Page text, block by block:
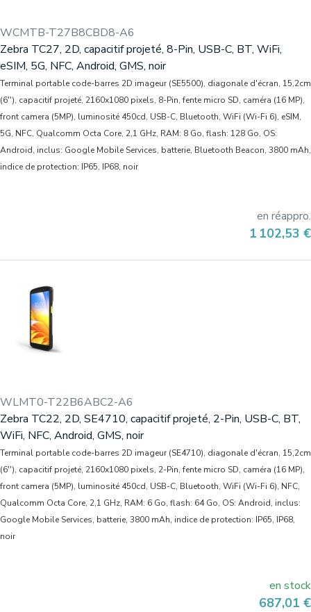
WCMTB-T27B8CBD8-A6
Zebra TC27, 2D, capacitif projeté, 8-Pin, USB-C, BT, WiFi,
eSIM, 5G, NFC, Android, GMS, noir
Terminal portable code-barres 2D imageur (SE5500), diagonale d'écran, 15,2cm
(6''), capacitif projeté, 2160x1080 pixels, 8-Pin, fente micro SD, caméra (16 MP),
front camera (5MP), luminosité 450cd, USB-C, Bluetooth, WiFi (Wi-Fi 6), eSIM,
5G, NFC, Qualcomm Octa Core, 2,1 GHz, RAM: 8 Go, flash: 128 Go, OS:
Android, inclus: Google Mobile Services, batterie, Bluetooth Beacon, 3800 mAh,
indice de protection: IP65, IP68, noir
en réappro.
Prix
1 102,53 €
WLMT0-T22B6ABC2-A6
Zebra TC22, 2D, SE4710, capacitif projeté, 2-Pin, USB-C, BT,
WiFi, NFC, Android, GMS, noir
Terminal portable code-barres 2D imageur (SE4710), diagonale d'écran, 15,2cm
(6''), capacitif projeté, 2160x1080 pixels, 2-Pin, fente micro SD, caméra (16 MP),
front camera (5MP), luminosité 450cd, USB-C, Bluetooth, WiFi (Wi-Fi 6), NFC,
Qualcomm Octa Core, 2,1 GHz, RAM: 6 Go, flash: 64 Go, OS: Android, inclus:
Google Mobile Services, batterie, 3800 mAh, indice de protection: IP65, IP68,
noir
en stock
Prix
687,01 €